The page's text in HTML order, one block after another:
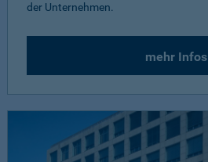
der Unternehmen.
mehr Infos